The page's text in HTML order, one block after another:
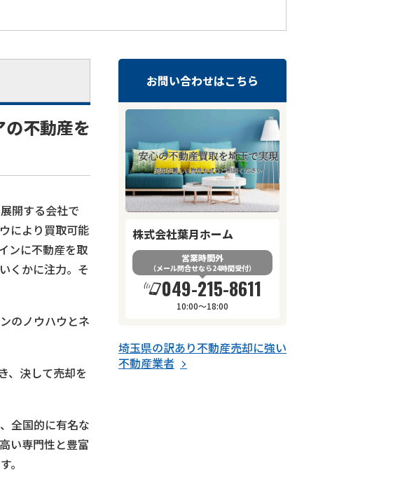
不動産を
開する会社で
により買取可能
ンに不動産を取
くかに注力。そ
のノウハウとネ
、決して売却を
全国的に有名な
い専門性と豊富
。
お問い合わせはこちら
株式会社葉月ホーム
営業時間外
（メール問合せなら24時間受付）
049-215-8611
10:00～18:00
埼玉県の訳あり不動産売却に強い
不動産業者